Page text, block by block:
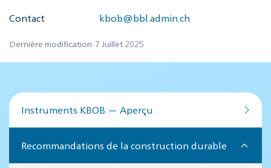
Contact kbob@bbl.admin.ch
Dernière modification: 7 Juillet 2025
Instruments KBOB — Aperçu
Recommandations de la construction durable